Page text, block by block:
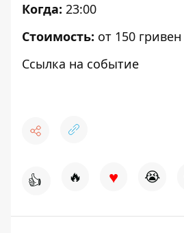
Когда: 23:00
Стоимость: от 150 гривен
Ссылка на событие
👍 🔥 ♥ 😭